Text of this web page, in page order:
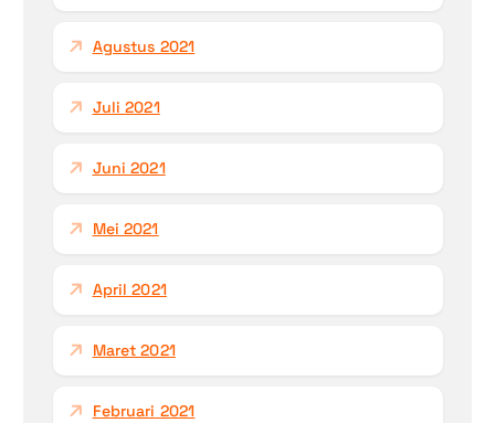
Agustus 2021
Juli 2021
Juni 2021
Mei 2021
April 2021
Maret 2021
Februari 2021